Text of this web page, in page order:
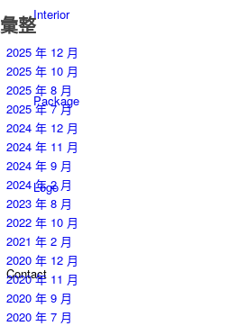
Interior
Package
Logo
Contact
彙整
2025 年 12 月
2025 年 10 月
2025 年 8 月
2025 年 7 月
2024 年 12 月
2024 年 11 月
2024 年 9 月
2024 年 2 月
2023 年 8 月
2022 年 10 月
2021 年 2 月
2020 年 12 月
2020 年 11 月
2020 年 9 月
2020 年 7 月